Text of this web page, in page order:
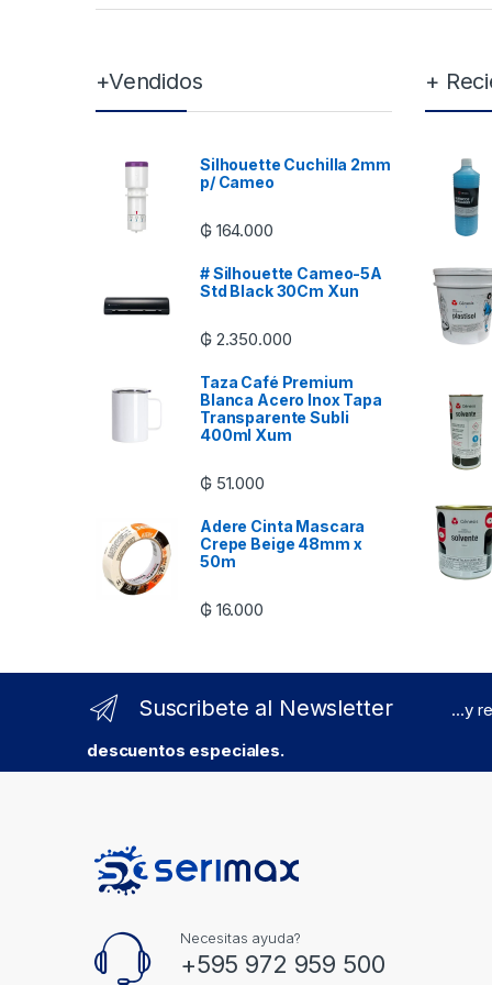
+Vendidos
Silhouette Cuchilla 2mm
p/ Cameo
₲ 164.000
# Silhouette Cameo-5A
Std Black 30Cm Xun
₲ 2.350.000
Taza Café Premium
Blanca Acero Inox Tapa
Transparente Subli
400ml Xum
₲ 51.000
Adere Cinta Mascara
Crepe Beige 48mm x
50m
₲ 16.000
+
Suscribete al Newsletter ...y
descuentos especiales.
Necesitas ayuda?
+595 972 959 500